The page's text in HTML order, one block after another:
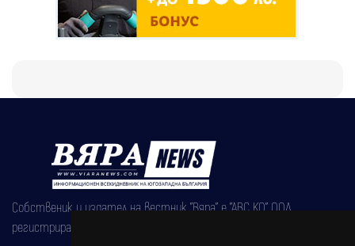
Собственик и издател на вестник "Вяра" е "АВС КО" ООД,
регистрирана на 08.05.2002 година.